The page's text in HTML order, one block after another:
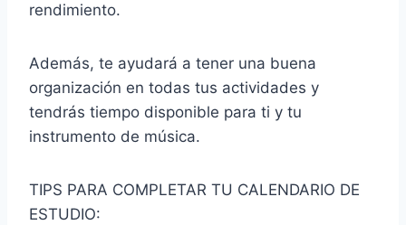
rendimiento.
Además, te ayudará a tener una buena
organización en todas tus actividades y
tendrás tiempo disponible para ti y tu
instrumento de música.
TIPS PARA COMPLETAR TU CALENDARIO DE
ESTUDIO: